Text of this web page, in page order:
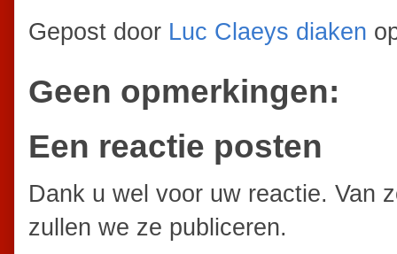
Gepost door Luc Claeys diaken
Geen opmerkingen:
Een reactie posten
Dank u wel voor uw reactie. Van
zullen we ze publiceren.